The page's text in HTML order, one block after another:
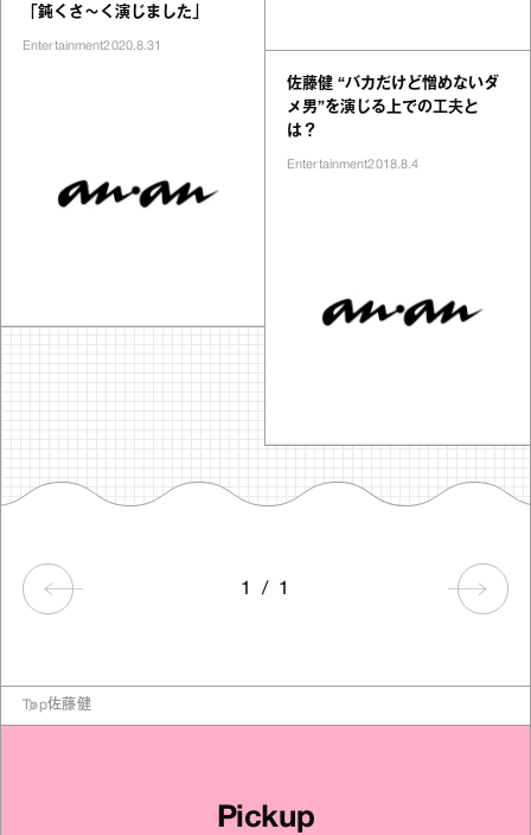
「鈍くさ～く演じました」
Entertainment2020.8.31
佐藤健 “バカだけど憎めないダ
メ男”を演じる上での工夫と
は？
Entertainment2018.8.4
1 / 1
Top佐藤健
Pickup